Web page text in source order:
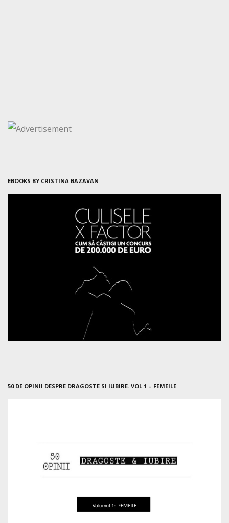
EBOOKS BY CRISTINA BAZAVAN
50 DE OPINII DESPRE DRAGOSTE SI IUBIRE. VOL 1 – FEMEILE